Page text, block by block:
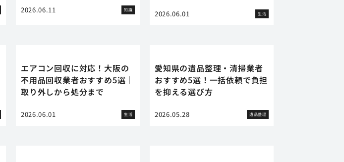
2026.06.11 知識 2026.06.01 生活
エアコン回収に対応！大阪の
不用品回収業者おすすめ5選｜
取り外しから処分まで
2026.06.01 生活
愛知県の遺品整理・清掃業者
おすすめ5選！一括依頼で負担
を抑える選び方
2026.05.28 遺品整理